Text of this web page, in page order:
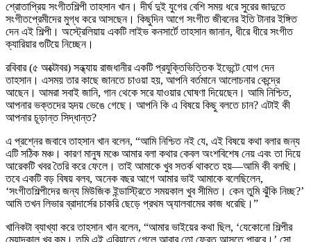
শ্রোতাপ্রিয় সংগীতশিল্পী তাহসান খান। দীর্ঘ দুই যুগের বেশি সময় ধরে সুরের জাদুতে
সংগীতপ্রেমীদের মুগ্ধ করে আসছেন। কিছুদিন আগে সংগীত জীবনের ইতি টানার ইঙ্গিত
দেন এই শিল্পী। অস্ট্রেলিয়ায় একটি লাইভ কনসার্টে তাহসান জানান, ধীরে ধীরে সংগীত
ক্যারিয়ার গুটিয়ে নিচ্ছেন।
রবিবার (৫ অক্টোবর) সন্ধ্যায় রাজধানীর একটি প্রযুক্তিভিত্তিক ইভেন্টে যোগ দেন
তাহসান। এসময় তার কাছে জানতে চাওয়া হয়, আপনি বর্তমানে আলোচনার কেন্দ্রে
আছেন। আমরা সবাই জানি, গান থেকে সরে যাওয়ার ঘোষণা দিয়েছেন। আমি নিশ্চিত,
আপনার ভক্তদের হৃদয় ভেঙে গেছে। আপনি কি এ বিষয়ে কিছু বলতে চান? এটাই কী
আপনার চূড়ান্ত সিদ্ধান্ত?
এ প্রশ্নের জবাবে তাহসান খান বলেন, “আমি নিশ্চিত নই যে, এই বিষয়ে কথা বলার জন্য
এটি সঠিক মঞ্চ। কারণ মানুষ মঞ্চে আমার বলা কথার কেবল অংশবিশেষ নেয় এবং তা দিয়ে
আরেকটি খবর তৈরি করে ফেলে। তাই আমাকে খুব সতর্ক থাকতে হয়—আমি কী বলছি।
তবে একটি বড় বিষয় বলব, অনেক বছর আগে আমার ভাই আমাকে বলেছিলেন,
‘সংগীতশিল্পীদের জন্য মিউজিক ইন্ডাস্ট্রিতে সময়কাল খুব সীমিত। কেন তুমি ঝুঁকি নিচ্ছ?’
আমি তখন লিভার ব্রাদার্সের চাকরি ছেড়ে প্রথম অ্যালবামের কাজ ধরেছি।”
খানিকটা ব্যাখ্যা করে তাহসান খান বলেন, “আমার ভাইয়ের কথা ছিল, ‘যেকোনো শিল্পীর